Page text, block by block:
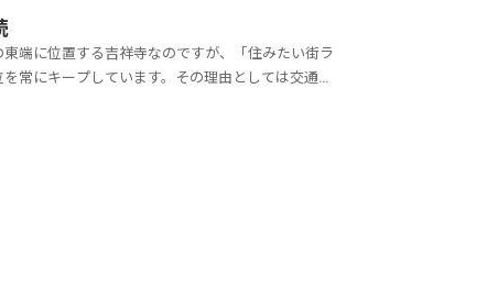
端に位置する吉祥寺なのですが、「住みたい街ラ
常にキープしています。その理由としては交通の